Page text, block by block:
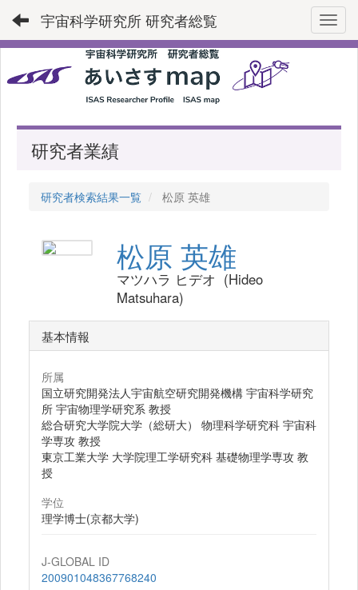
宇宙科学研究所 研究者総覧
研究者業績
研究者検索結果一覧 松原 英雄
松原 英雄
マツハラ ヒデオ (Hideo
Matsuhara)
基本情報
所属
国立研究開発法人宇宙航空研究開発機構 宇宙科学研究
所 宇宙物理学研究系 教授
総合研究大学院大学（総研大） 物理科学研究科 宇宙科
学専攻 教授
東京工業大学 大学院理工学研究科 基礎物理学専攻 教
授
学位
理学博士(京都大学)
J-GLOBAL ID
200901048367768240